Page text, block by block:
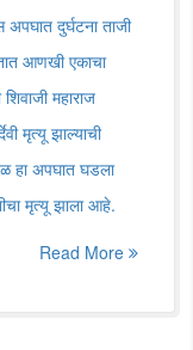
दुर्घटना ताजी
आणखी एकाचा
महाराज
मृत्यू झाल्याची
हा अपघात घडला
मृत्यू झाला आहे.
Read More